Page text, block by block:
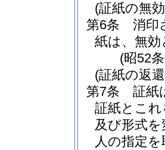
(証紙の無
第6条
消印
紙は、無
(昭52
(証紙の返
第7条
証紙
証紙とこ
及び形式
人の指定